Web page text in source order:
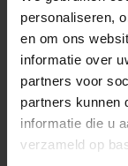
personaliseren,
en om ons
informatie over
partners voor
partners kunnen
informatie die u
verzameld op